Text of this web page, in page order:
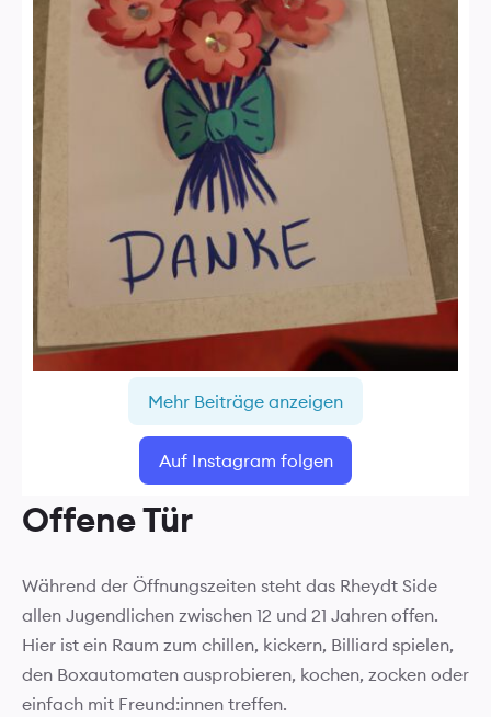
Mehr Beiträge anzeigen
Auf Instagram folgen
Offene Tür
Während der Öffnungszeiten steht das Rheydt Side
allen Jugendlichen zwischen 12 und 21 Jahren offen.
Hier ist ein Raum zum chillen, kickern, Billiard spielen,
den Boxautomaten ausprobieren, kochen, zocken oder
einfach mit Freund:innen treffen.